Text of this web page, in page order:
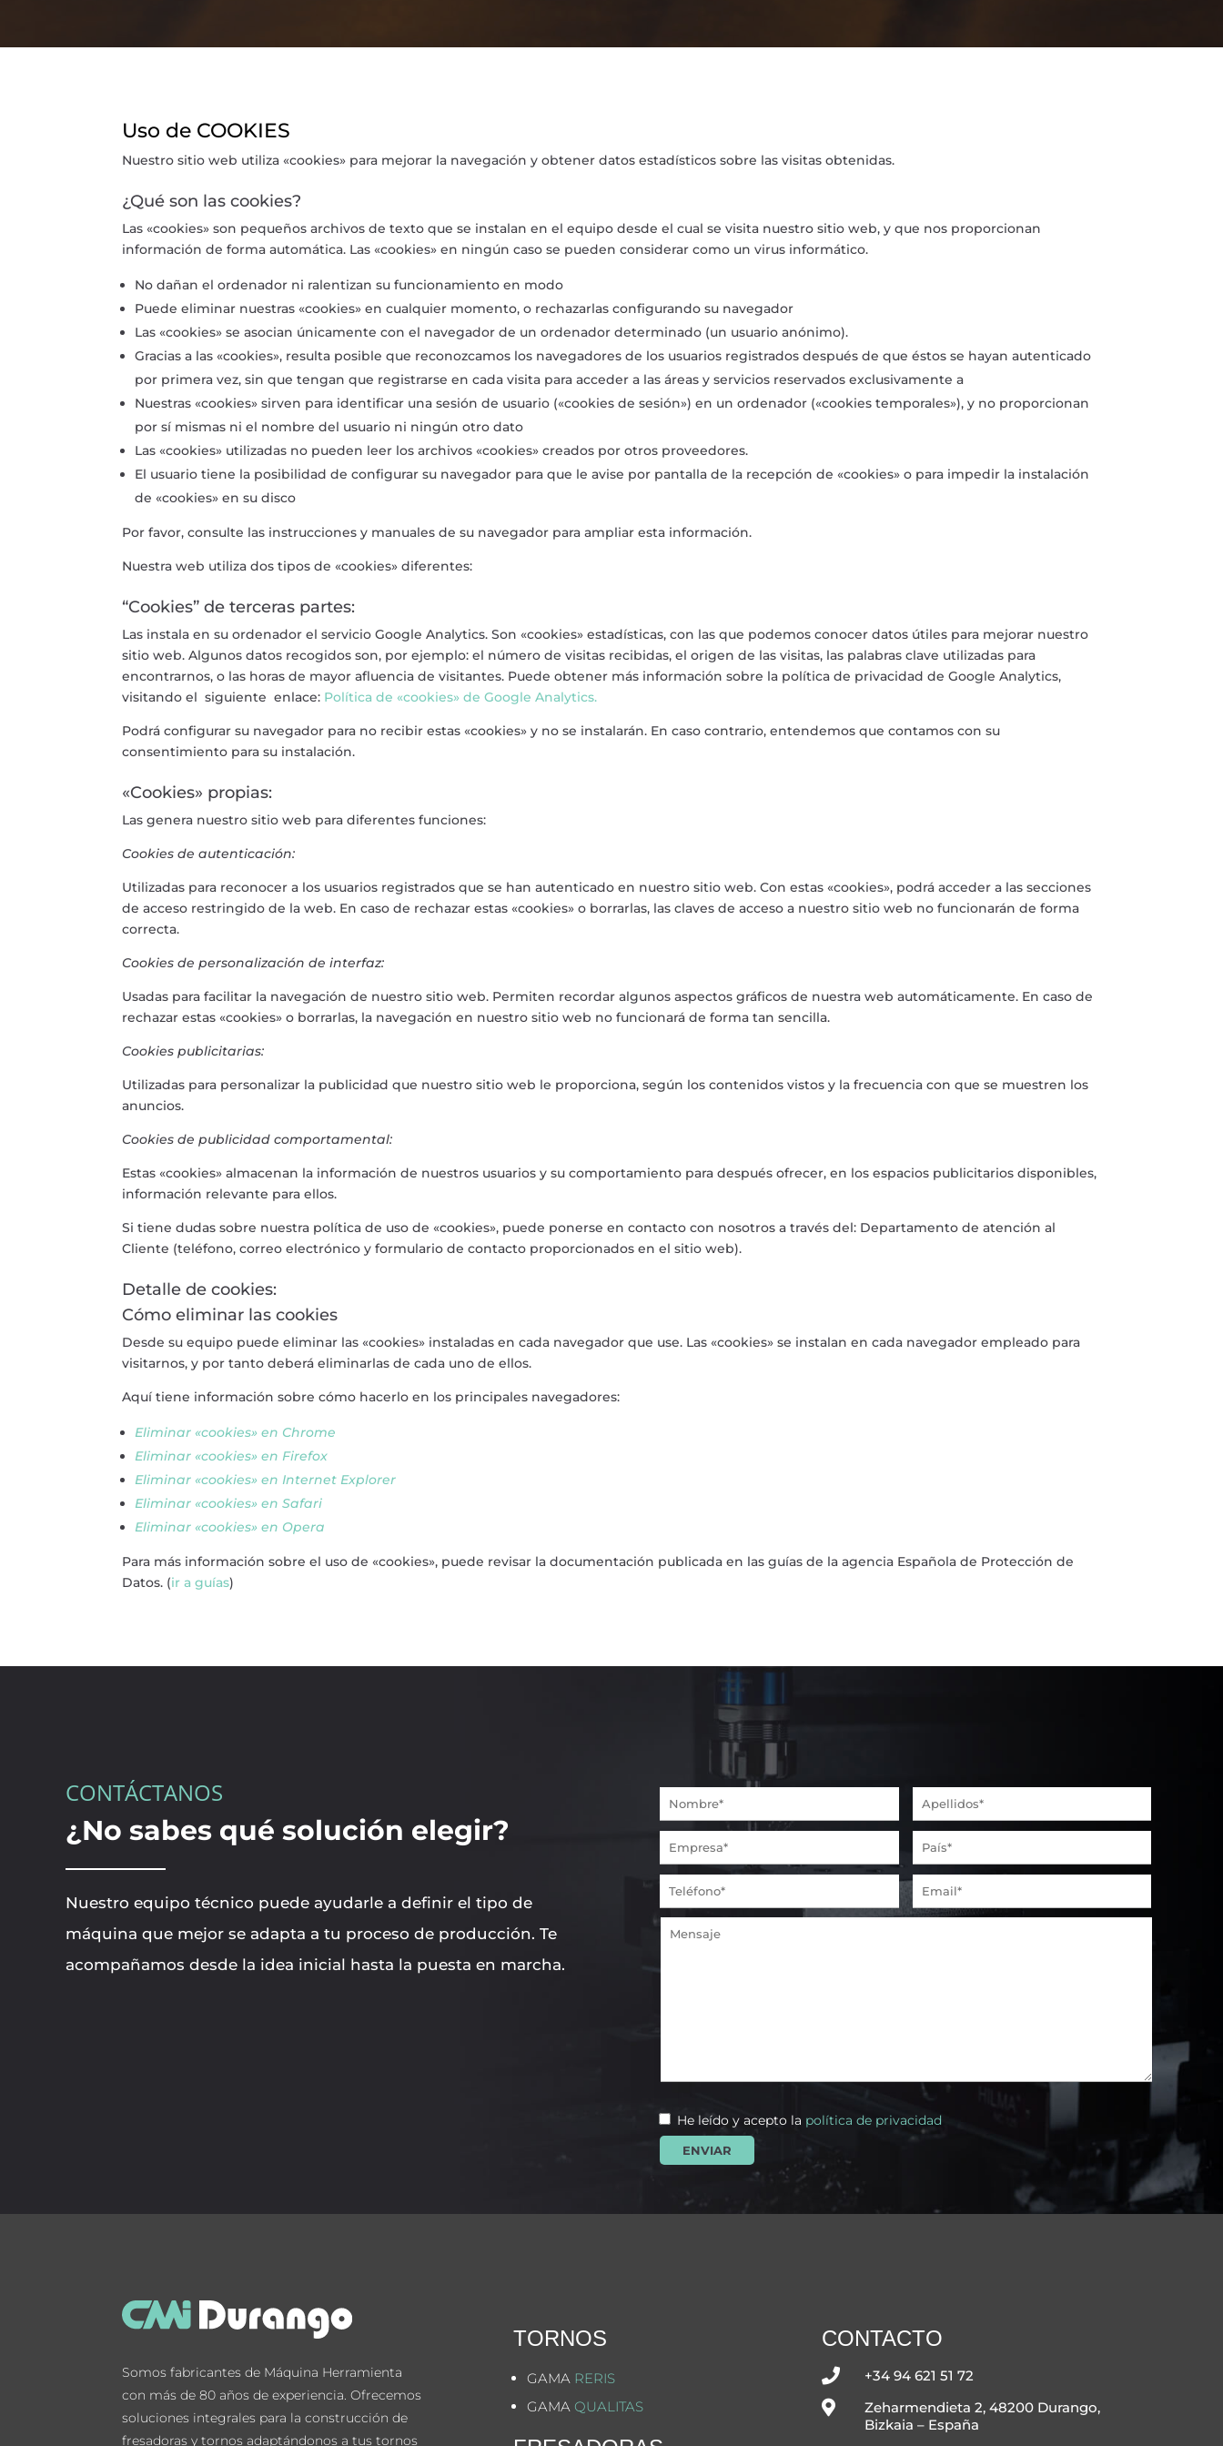
Uso de COOKIES
Nuestro sitio web utiliza «cookies» para mejorar la navegación y obtener datos estadísticos sobre las visitas obtenidas.
¿Qué son las cookies?
Las «cookies» son pequeños archivos de texto que se instalan en el equipo desde el cual se visita nuestro sitio web, y que nos proporcionan
información de forma automática. Las «cookies» en ningún caso se pueden considerar como un virus informático.
No dañan el ordenador ni ralentizan su funcionamiento en modo
Puede eliminar nuestras «cookies» en cualquier momento, o rechazarlas configurando su navegador
Las «cookies» se asocian únicamente con el navegador de un ordenador determinado (un usuario anónimo).
Gracias a las «cookies», resulta posible que reconozcamos los navegadores de los usuarios registrados después de que éstos se hayan autenticado
por primera vez, sin que tengan que registrarse en cada visita para acceder a las áreas y servicios reservados exclusivamente a
Nuestras «cookies» sirven para identificar una sesión de usuario («cookies de sesión») en un ordenador («cookies temporales»), y no proporcionan
por sí mismas ni el nombre del usuario ni ningún otro dato
Las «cookies» utilizadas no pueden leer los archivos «cookies» creados por otros proveedores.
El usuario tiene la posibilidad de configurar su navegador para que le avise por pantalla de la recepción de «cookies» o para impedir la instalación
de «cookies» en su disco
Por favor, consulte las instrucciones y manuales de su navegador para ampliar esta información.
Nuestra web utiliza dos tipos de «cookies» diferentes:
“Cookies” de terceras partes:
Las instala en su ordenador el servicio Google Analytics. Son «cookies» estadísticas, con las que podemos conocer datos útiles para mejorar nuestro
sitio web. Algunos datos recogidos son, por ejemplo: el número de visitas recibidas, el origen de las visitas, las palabras clave utilizadas para
encontrarnos, o las horas de mayor afluencia de visitantes. Puede obtener más información sobre la política de privacidad de Google Analytics,
visitando el siguiente enlace: Política de «cookies» de Google Analytics.
Podrá configurar su navegador para no recibir estas «cookies» y no se instalarán. En caso contrario, entendemos que contamos con su
consentimiento para su instalación.
«Cookies» propias:
Las genera nuestro sitio web para diferentes funciones:
Cookies de autenticación:
Utilizadas para reconocer a los usuarios registrados que se han autenticado en nuestro sitio web. Con estas «cookies», podrá acceder a las secciones
de acceso restringido de la web. En caso de rechazar estas «cookies» o borrarlas, las claves de acceso a nuestro sitio web no funcionarán de forma
correcta.
Cookies de personalización de interfaz:
Usadas para facilitar la navegación de nuestro sitio web. Permiten recordar algunos aspectos gráficos de nuestra web automáticamente. En caso de
rechazar estas «cookies» o borrarlas, la navegación en nuestro sitio web no funcionará de forma tan sencilla.
Cookies publicitarias:
Utilizadas para personalizar la publicidad que nuestro sitio web le proporciona, según los contenidos vistos y la frecuencia con que se muestren los
anuncios.
Cookies de publicidad comportamental:
Estas «cookies» almacenan la información de nuestros usuarios y su comportamiento para después ofrecer, en los espacios publicitarios disponibles,
información relevante para ellos.
Si tiene dudas sobre nuestra política de uso de «cookies», puede ponerse en contacto con nosotros a través del: Departamento de atención al
Cliente (teléfono, correo electrónico y formulario de contacto proporcionados en el sitio web).
Detalle de cookies:
Cómo eliminar las cookies
Desde su equipo puede eliminar las «cookies» instaladas en cada navegador que use. Las «cookies» se instalan en cada navegador empleado para
visitarnos, y por tanto deberá eliminarlas de cada uno de ellos.
Aquí tiene información sobre cómo hacerlo en los principales navegadores:
Eliminar «cookies» en Chrome
Eliminar «cookies» en Firefox
Eliminar «cookies» en Internet Explorer
Eliminar «cookies» en Safari
Eliminar «cookies» en Opera
Para más información sobre el uso de «cookies», puede revisar la documentación publicada en las guías de la agencia Española de Protección de
Datos. (ir a guías)
CONTÁCTANOS
¿No sabes qué solución elegir?
Nuestro equipo técnico puede ayudarle a definir el tipo de
máquina que mejor se adapta a tu proceso de producción. Te
acompañamos desde la idea inicial hasta la puesta en marcha.
He leído y acepto la política de privacidad
Somos fabricantes de Máquina Herramienta
con más de 80 años de experiencia. Ofrecemos
soluciones integrales para la construcción de
fresadoras y tornos adaptándonos a tus tornos
TORNOS
GAMA RERIS
GAMA QUALITAS
CONTACTO
 +34 94 621 51 72

Zeharmendieta 2, 48200 Durango,
Bizkaia – España